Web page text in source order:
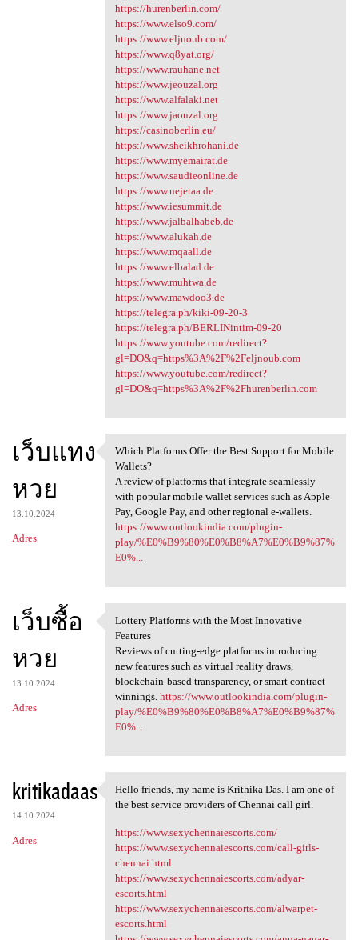
https://hurenberlin.com/
https://www.elso9.com/
https://www.eljnoub.com/
https://www.q8yat.org/
https://www.rauhane.net
https://www.jeouzal.org
https://www.alfalaki.net
https://www.jaouzal.org
https://casinoberlin.eu/
https://www.sheikhrohani.de
https://www.myemairat.de
https://www.saudieonline.de
https://www.nejetaa.de
https://www.iesummit.de
https://www.jalbalhabeb.de
https://www.alukah.de
https://www.mqaall.de
https://www.elbalad.de
https://www.muhtwa.de
https://www.mawdoo3.de
https://telegra.ph/kiki-09-20-3
https://telegra.ph/BERLINintim-09-20
https://www.youtube.com/redirect?
gl=DO&q=https%3A%2F%2Feljnoub.com
https://www.youtube.com/redirect?
gl=DO&q=https%3A%2F%2Fhurenberlin.com
เว็บแทง
หวย
13.10.2024
Adres
Which Platforms Offer the
Which Platforms Offer the Best Support for Mobile
Wallets?
A review of platforms that integrate seamlessly
with popular mobile wallet services such as Apple
Pay, Google Pay, and other regional e-wallets.
https://www.outlookindia.com/plugin-
play/%E0%B9%80%E0%B8%A7%E0%B9%87%
E0%...
เว็บซื้อ
หวย
13.10.2024
Adres
Lottery Platforms with the
Lottery Platforms with the Most Innovative
Features
Reviews of cutting-edge platforms introducing
new features such as virtual reality draws,
blockchain-based transparency, or smart contract
winnings. https://www.outlookindia.com/plugin-
play/%E0%B9%80%E0%B8%A7%E0%B9%87%
E0%...
kritikadaas
14.10.2024
Adres
Hello friends, my name is
Hello friends, my name is Krithika Das. I am one of
the best service providers of Chennai call girl.
https://www.sexychennaiescorts.com/
https://www.sexychennaiescorts.com/call-girls-
chennai.html
https://www.sexychennaiescorts.com/adyar-
escorts.html
https://www.sexychennaiescorts.com/alwarpet-
escorts.html